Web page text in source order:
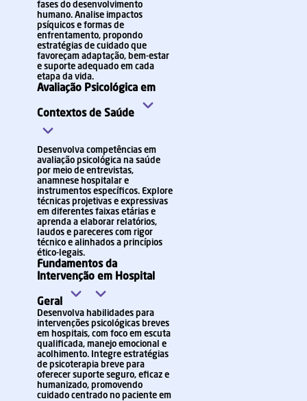
fases do desenvolvimento
humano. Analise impactos
psíquicos e formas de
enfrentamento, propondo
estratégias de cuidado que
favoreçam adaptação, bem-estar
e suporte adequado em cada
etapa da vida.
Avaliação Psicológica em
Contextos de Saúde
Desenvolva competências em
avaliação psicológica na saúde
por meio de entrevistas,
anamnese hospitalar e
instrumentos específicos. Explore
técnicas projetivas e expressivas
em diferentes faixas etárias e
aprenda a elaborar relatórios,
laudos e pareceres com rigor
técnico e alinhados a princípios
ético-legais.
Fundamentos da
Intervenção em Hospital
Geral
Desenvolva habilidades para
intervenções psicológicas breves
em hospitais, com foco em escuta
qualificada, manejo emocional e
acolhimento. Integre estratégias
de psicoterapia breve para
oferecer suporte seguro, eficaz e
humanizado, promovendo
cuidado centrado no paciente em